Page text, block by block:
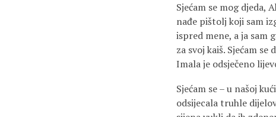
Sjećam se mog djeda,
nađe pištolj koji sam
ispred mene, a ja sam
za svoj kaiš. Sjećam se
Imala je odsječeno
Sjećam se – u našoj
odsijecala truhle